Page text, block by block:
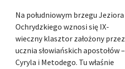
Na południowym brzegu Jeziora
Ochrydzkiego wznosi się IX-
wieczny klasztor założony przez
ucznia słowiańskich apostołów –
Cyryla i Metodego. Tu właśnie